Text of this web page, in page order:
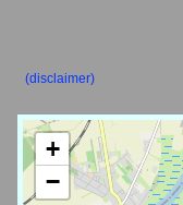
(disclaimer)
+
−